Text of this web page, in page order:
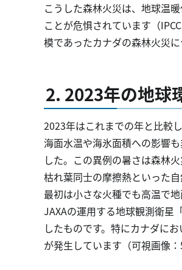
こうした森林火災は、地球温
ことが危惧されています（
模であったカナダの森林火災
2. 2023年の地球
2023年はこれまでの年と比較
海面水温や海氷面積への影響
した。この異例の暑さは森林
枯れ葉同士の摩擦熱といった
最初は小さな火種でも高温で
JAXAの運用する地球観測衛星
したものです。特にカナダに
が発生しています（可視画像